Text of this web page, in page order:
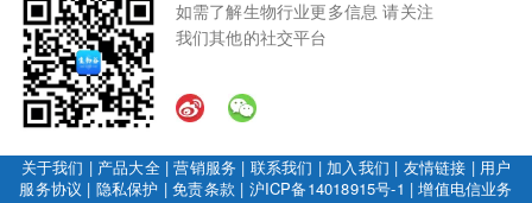
如需了解生物行业更多信息 请关注
我们其他的社交平台
关于我们 | 产品大全|营销服务 | 联系我们 | 加入我们 | 友情链接 | 用户
服务协议 | 隐私保护 |免责条款 | 沪ICP备14018915号-1 |增值电信业务